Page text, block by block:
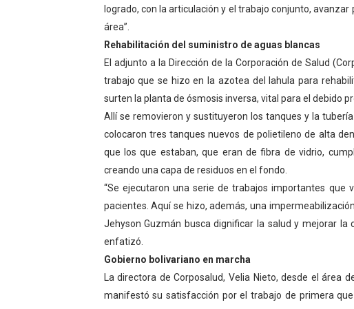
logrado, con la articulación y el trabajo conjunto,
área”.
Rehabilitación del suministro de aguas blancas
El adjunto a la Dirección de la Corporación de Salud
trabajo que se hizo en la azotea del Iahula para
surten la planta de ósmosis inversa, vital para el debido
Allí se removieron y sustituyeron los tanques y la
colocaron tres tanques nuevos de polietileno de alta
que los que estaban, que eran de fibra de vidrio,
creando una capa de residuos en el fondo.
“Se ejecutaron una serie de trabajos importantes
pacientes. Aquí se hizo, además, una
Jehyson Guzmán busca dignificar la salud y mejorar la
enfatizó.
Gobierno bolivariano en marcha
La directora de Corposalud, Velia Nieto, desde el área
manifestó su satisfacción por el trabajo de primera